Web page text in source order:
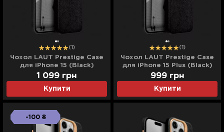
(1)
Чохол LAUT Prestige Case
для iPhone 15 (Black)
Купити
1 099 грн
(1)
Чохол LAUT Prestige Case
для iPhone 15 Plus (Black)
Купити
999 грн
-100 ₴